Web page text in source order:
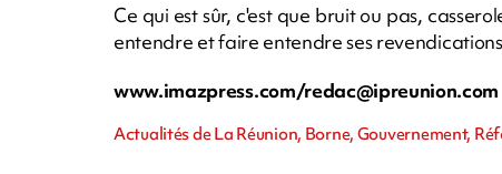
Ce qui est sûr, c'est que bruit ou pas,
entendre et faire entendre ses
www.imazpress.com/redac@ipreunion.com
Actualités de La Réunion, Borne, Gouvernement,